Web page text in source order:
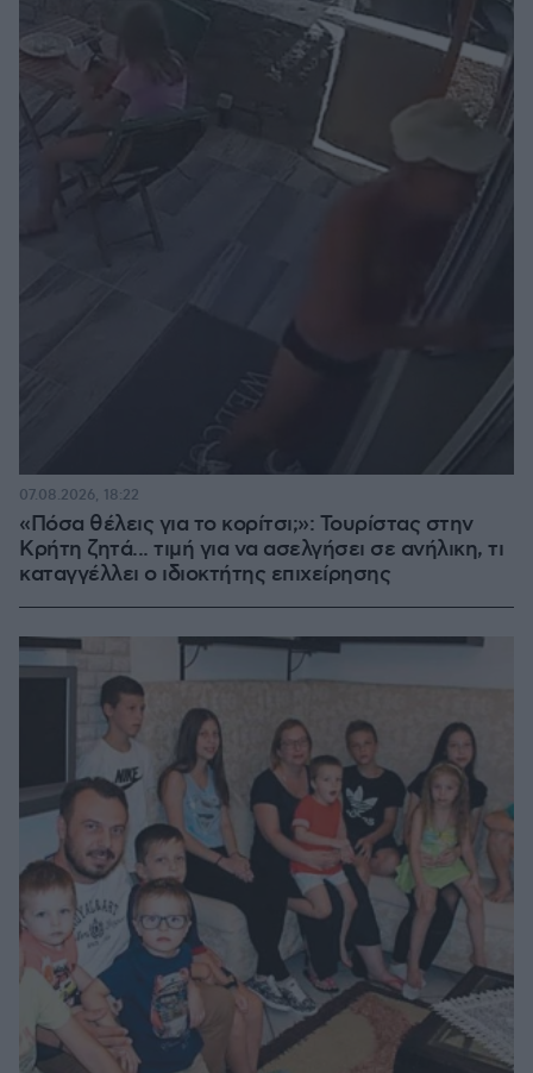
«Πόσα θέλεις για το κορίτσι;»: Τουρίστας στην
Κρήτη ζητά... τιμή για να ασελγήσει σε ανήλικη, τι
καταγγέλλει ο ιδιοκτήτης επιχείρησης
07.08.2026, 18:22